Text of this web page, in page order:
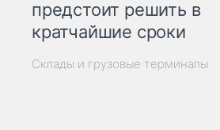
предстоит решить в
кратчайшие сроки
Склады и грузовые терминалы